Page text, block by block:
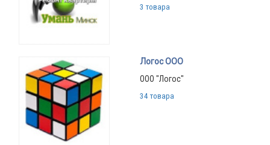
3 товара
Логос ООО
ООО "Логос"
34 товара